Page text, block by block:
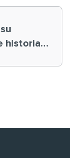
historias